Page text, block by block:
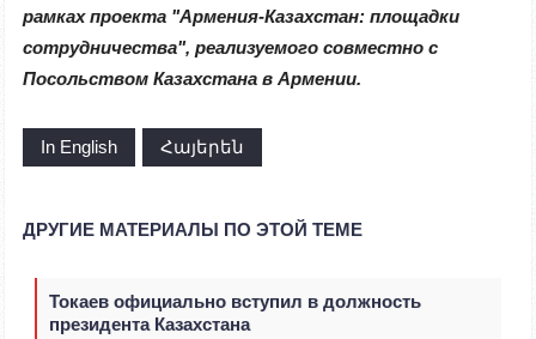
рамках проекта "Армения-Казахстан: площадки
сотрудничества", реализуемого совместно с
Посольством Казахстана в Армении.
In English Հայերեն
ДРУГИЕ МАТЕРИАЛЫ ПО ЭТОЙ ТЕМЕ
Токаев официально вступил в должность
президента Казахстана